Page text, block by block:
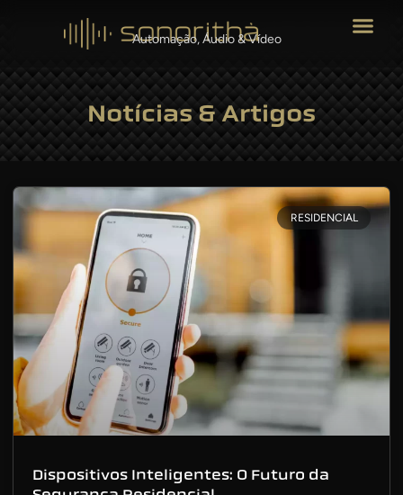
Automação, Áudio & Vídeo
Notícias & Artigos
RESIDENCIAL
Dispositivos Inteligentes: O Futuro da